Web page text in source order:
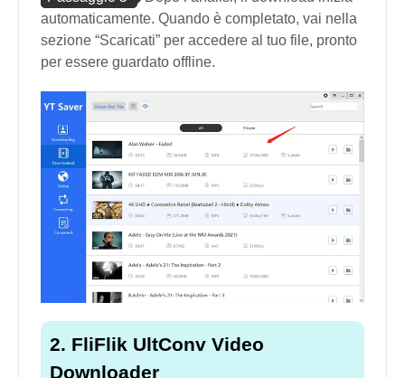
automaticamente. Quando è completato, vai nella
sezione “Scaricati” per accedere al tuo file, pronto
per essere guardato offline.
2. FliFlik UltConv Video
Downloader